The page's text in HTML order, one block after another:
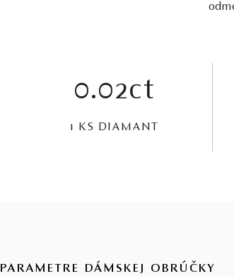
0.02ct
1 KS DIAMANT
PARAMETRE DÁMSKEJ OBRÚČKY